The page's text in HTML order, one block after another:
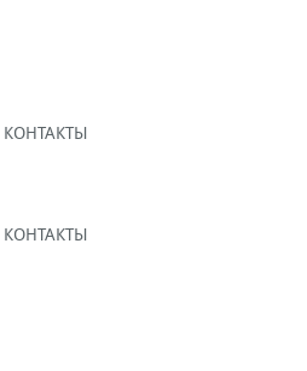
КОНТАКТЫ
КОНТАКТЫ